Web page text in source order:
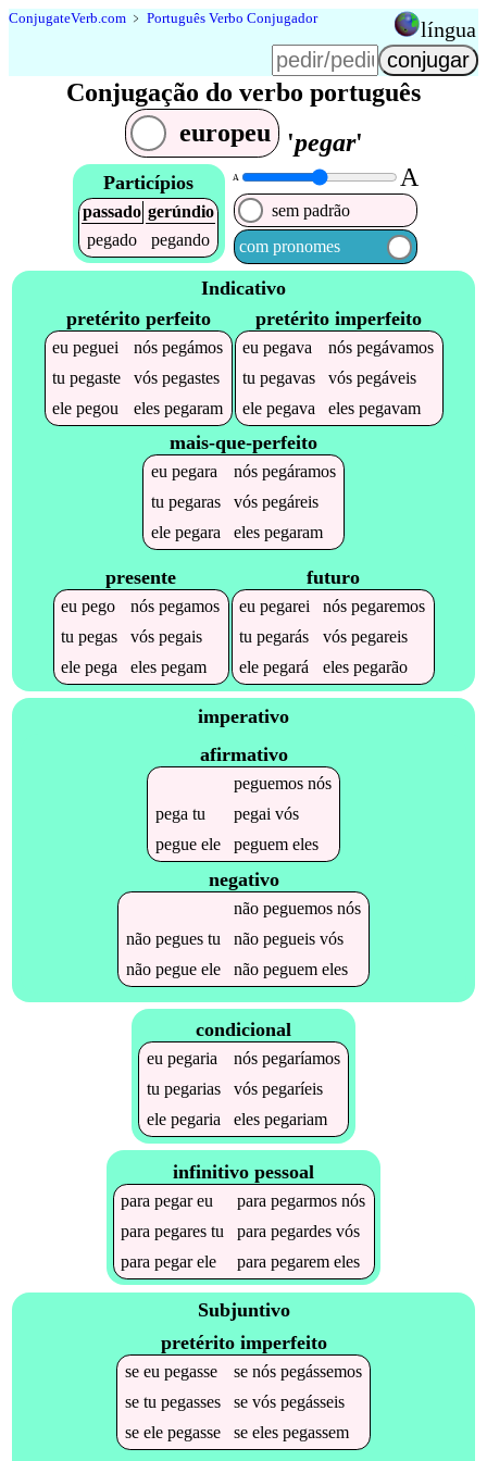
ConjugateVerb.com ﹥ Português Verbo Conjugador língua
Conjugação do verbo português
europeu
'pegar'
Particípios
passado gerúndio
pegado
pegando
A A
sem padrão
com pronomes
Indicativo
pretérito perfeito
eupeguei nóspegámos
tupegaste vóspegastes
elepegou elespegaram
pretérito imperfeito
eupegava nóspegávamos
tupegavas vóspegáveis
elepegava elespegavam
mais-que-perfeito
eu pegara nós pegáramos
tu pegaras vós pegáreis
ele pegara eles pegaram
presente
eupego nóspegamos
tupegas vóspegais
elepega elespegam
futuro
eupegarei nóspegaremos
tupegarás vóspegareis
elepegará elespegarão
imperativo
afirmativo
peguemosnós
pega tu pegai vós
pegueele peguemeles
negativo
não peguemosnós
não peguestu não pegueisvós
não pegueele não peguemeles
condicional
eu pegaria nós pegaríamos
tu pegarias vós pegaríeis
ele pegaria eles pegariam
infinitivo pessoal
parapegareu parapegarmos nós
parapegares tu parapegardes vós
parapegarele parapegarem eles
Subjuntivo
pretérito imperfeito
se eu pegasse se nós pegássemos
se tu pegasses se vós pegásseis
se ele pegasse se eles pegassem